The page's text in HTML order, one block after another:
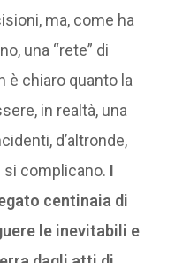
ma, come ha
una “rete” di
è chiaro quanto la
in realtà, una
d’altronde,
si complicano. I
centinaia di
le inevitabili e